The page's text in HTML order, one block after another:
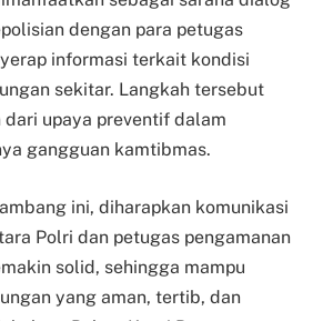
dengan para petugas
informasi terkait kondisi
sekitar. Langkah tersebut
dari upaya preventif dalam
gangguan kamtibmas.
ini, diharapkan komunikasi
Polri dan petugas pengamanan
solid, sehingga mampu
yang aman, tertib, dan